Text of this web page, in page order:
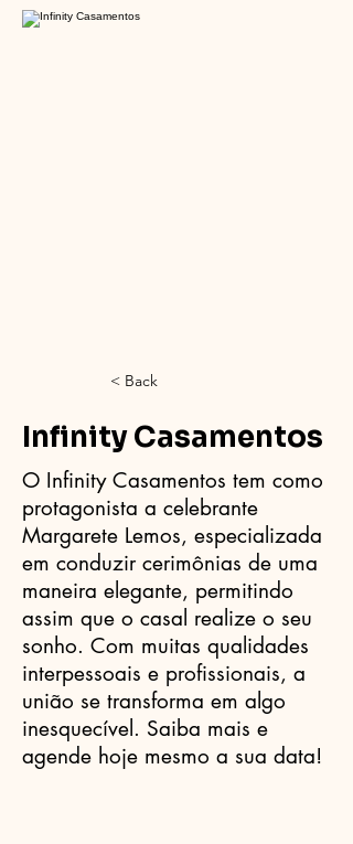
< Back
Infinity Casamentos
O Infinity Casamentos tem como
protagonista a celebrante
Margarete Lemos, especializada
em conduzir cerimônias de uma
maneira elegante, permitindo
assim que o casal realize o seu
sonho. Com muitas qualidades
interpessoais e profissionais, a
união se transforma em algo
inesquecível. Saiba mais e
agende hoje mesmo a sua data!